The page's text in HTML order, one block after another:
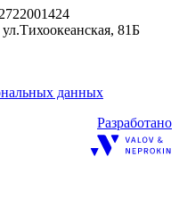
81Б
данных
Разработано